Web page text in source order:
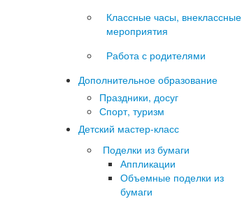
Классные часы, внеклассные
мероприятия
Работа с родителями
Дополнительное образование
Праздники, досуг
Спорт, туризм
Детский мастер-класс
Поделки из бумаги
Аппликации
Объемные поделки из
бумаги